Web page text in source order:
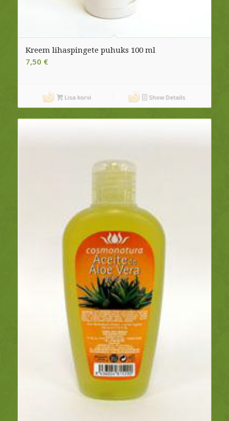
Kreem lihaspingete puhuks 100 ml
7,50 €
Lisa korvi Show Details